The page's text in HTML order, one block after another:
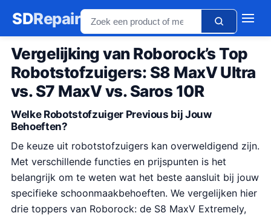
SDRepair
Vergelijking van Roborock’s Top
Robotstofzuigers: S8 MaxV Ultra
vs. S7 MaxV vs. Saros 10R
Welke Robotstofzuiger Previous bij Jouw
Behoeften?
De keuze uit robotstofzuigers kan overweldigend zijn.
Met verschillende functies en prijspunten is het
belangrijk om te weten wat het beste aansluit bij jouw
specifieke schoonmaakbehoeften. We vergelijken hier
drie toppers van Roborock: de S8 MaxV Extremely,